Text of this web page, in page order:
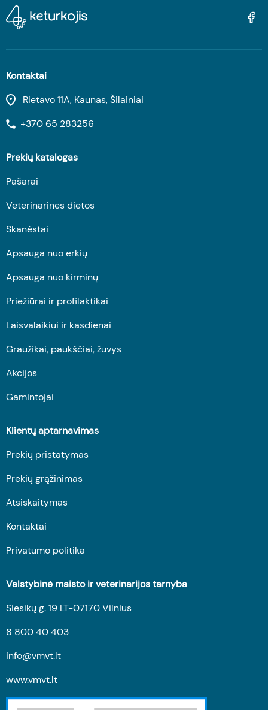
Kontaktai
Rietavo 11A, Kaunas, Šilainiai
+370 65 283256
Prekių katalogas
Pašarai
Veterinarinės dietos
Skanėstai
Apsauga nuo erkių
Apsauga nuo kirminų
Priežiūrai ir profilaktikai
Laisvalaikiui ir kasdienai
Graužikai, paukščiai, žuvys
Akcijos
Gamintojai
Klientų aptarnavimas
Prekių pristatymas
Prekių grąžinimas
Atsiskaitymas
Kontaktai
Privatumo politika
Valstybinė maisto ir veterinarijos tarnyba
Siesikų g. 19 LT-07170 Vilnius
8 800 40 403
info@vmvt.lt
www.vmvt.lt